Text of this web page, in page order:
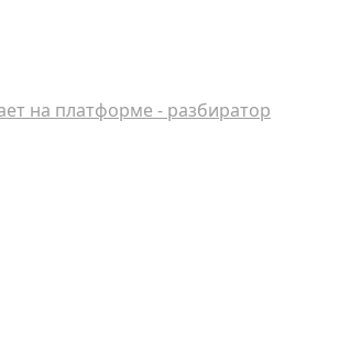
на платформе - разбиратор